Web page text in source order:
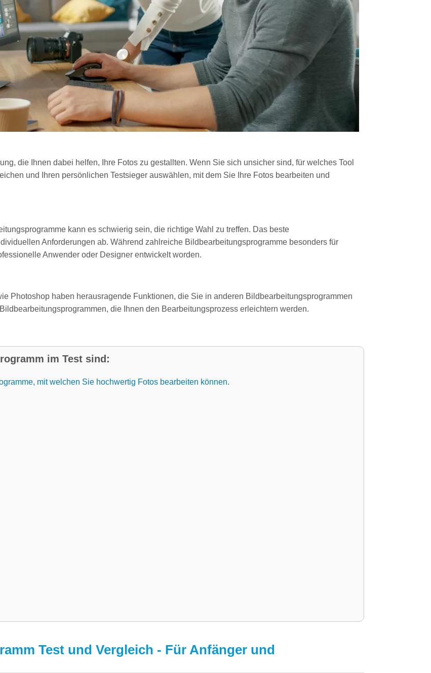
die Ihnen dabei helfen, Ihre Fotos zu gestallten. Wenn Sie sich unsicher sind, für welches Tool
und Ihren persönlichen Testsieger auswählen, mit dem Sie Ihre Fotos bearbeiten und
kann es schwierig sein, die richtige Wahl zu treffen. Das beste
Anforderungen ab. Während zahlreiche Bildbearbeitungsprogramme besonders für
Anwender oder Designer entwickelt worden.
Photoshop haben herausragende Funktionen, die Sie in anderen Bildbearbeitungsprogrammen
die Ihnen den Bearbeitungsprozess erleichtern werden.
im Test sind:
mit welchen Sie hochwertig Fotos bearbeiten können.
Test und Vergleich - Für Anfänger und